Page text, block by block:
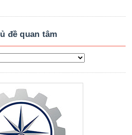
đề quan tâm